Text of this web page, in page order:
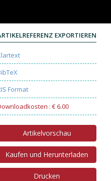
EXPORTIEREN
Format
: € 6.00
Artikelvorschau
Kaufen und Herunterladen
Drucken